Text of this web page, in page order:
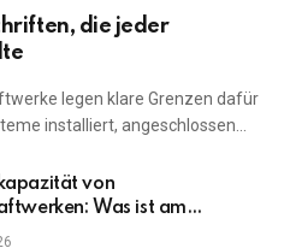
die jeder
legen klare Grenzen dafür
installiert, angeschlossen…
von
Was ist am